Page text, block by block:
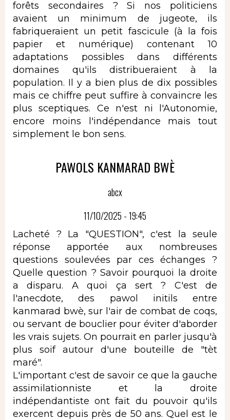
forêts secondaires ? Si nos politiciens
avaient un minimum de jugeote, ils
fabriqueraient un petit fascicule (à la fois
papier et numérique) contenant 10
adaptations possibles dans différents
domaines qu'ils distribueraient à la
population. Il y a bien plus de dix possibles
mais ce chiffre peut suffire à convaincre les
plus sceptiques. Ce n'est ni l'Autonomie,
encore moins l'indépendance mais tout
simplement le bon sens.
PAWOLS KANMARAD BWÈ
abcx
11/10/2025 - 19:45
Lacheté ? La "QUESTION", c'est la seule
réponse apportée aux nombreuses
questions soulevées par ces échanges ?
Quelle question ? Savoir pourquoi la droite
a disparu. A quoi ça sert ? C'est de
l'anecdote, des pawol initils entre
kanmarad bwè, sur l'air de combat de coqs,
ou servant de bouclier pour éviter d'aborder
les vrais sujets. On pourrait en parler jusqu'à
plus soif autour d'une bouteille de "tèt
maré".
L'important c'est de savoir ce que la gauche
assimilationniste et la droite
indépendantiste ont fait du pouvoir qu'ils
exercent depuis près de 50 ans. Quel est le